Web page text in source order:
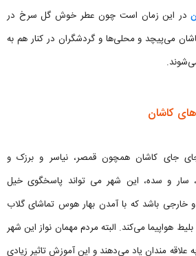
در این زمان است چون عطر خوش گل سرخ در
می‌پیچد و محلی‌ها و گردشگران در کنار هم به
کاشان
جای کاشان همچون قمصر، نیاسر و برزک و
سار و سده، این شهر می تواند پاسخگوی خیل
خارجی باشد که با آمدن بهار هوس تماشای گلاب
هواپیما می‌کند. البته مردم مهمان نواز این شهر
مندان یاد می‌دهند و این آموزش تاثیر زیادی